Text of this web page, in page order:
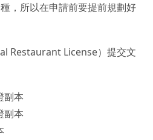
，所以在申請前要提前規劃好
Restaurant License）提交文
副本
副本